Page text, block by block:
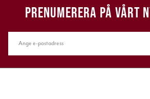
PRENUMERERA PÅ VÅRT